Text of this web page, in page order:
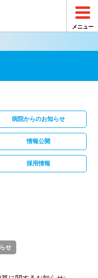
せ
病院からのお知らせ
情報公開
採用情報